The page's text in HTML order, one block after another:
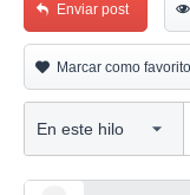
Enviar post
Marcar como favorito